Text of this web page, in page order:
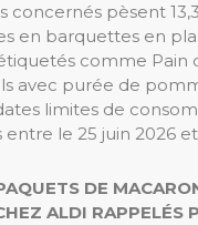
concernés pèsent
en barquettes en
comme Pain
avec purée de
limites de
le 25 juin 2026 et
DE
ALDI RAPPELÉS